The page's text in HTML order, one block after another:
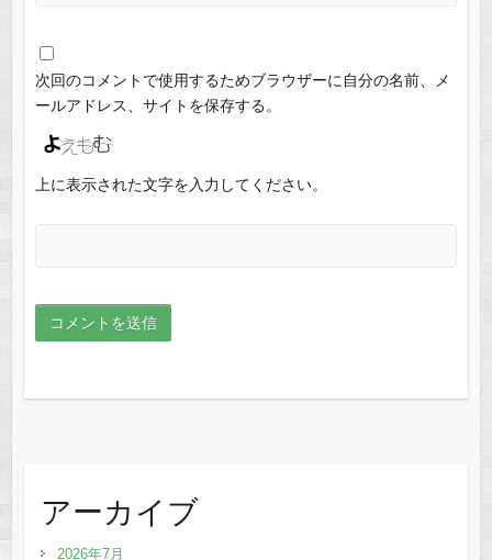
次回のコメントで使用するためブラウザーに自分の名前、メ
ールアドレス、サイトを保存する。
上に表示された文字を入力してください。
アーカイブ
2026年7月